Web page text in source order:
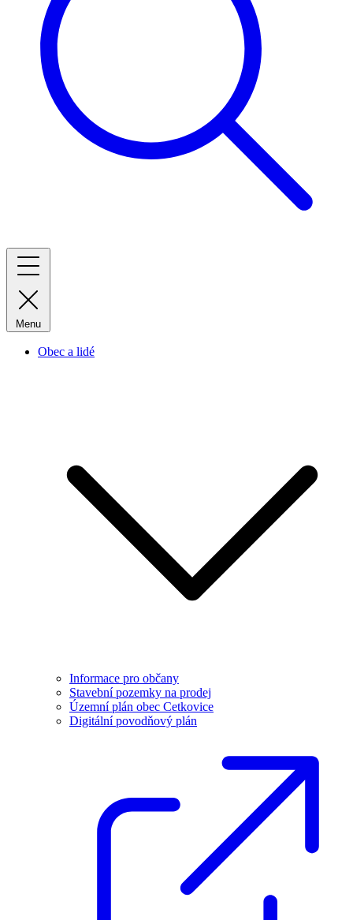
Menu
Obec a lidé
Informace pro občany
Stavební pozemky na prodej
Územní plán obec Cetkovice
Digitální povodňový plán